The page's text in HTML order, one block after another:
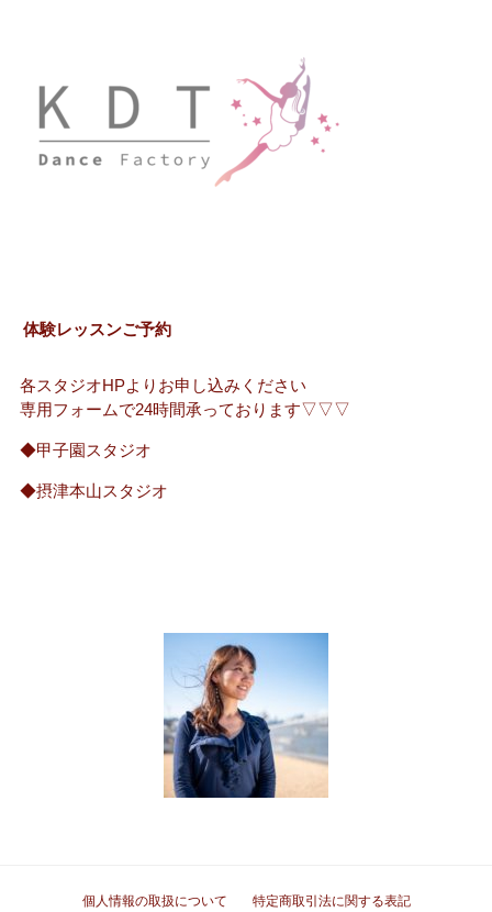
体験レッスンご予約
各スタジオHPよりお申し込みください
専用フォームで24時間承っております▽▽▽
◆甲子園スタジオ
◆摂津本山スタジオ
個人情報の取扱について 特定商取引法に関する表記